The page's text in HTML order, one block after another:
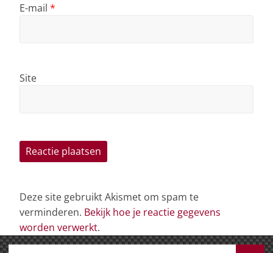
E-mail *
Site
Deze site gebruikt Akismet om spam te
verminderen. Bekijk hoe je reactie gegevens
worden verwerkt.